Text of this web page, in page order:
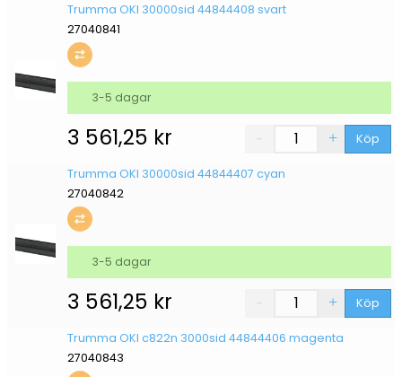
Trumma OKI 30000sid 44844408 svart
27040841
3 561,25 kr Köp
3-5 dagar
Trumma OKI 30000sid 44844407 cyan
27040842
3 561,25 kr Köp
3-5 dagar
Trumma OKI c822n 3000sid 44844406 magenta
27040843